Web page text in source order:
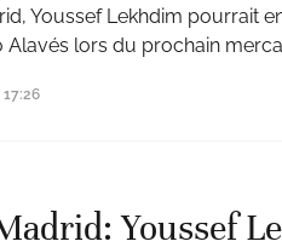
Youssef Lekhdim pourrait
Alavés lors du prochain
Youssef